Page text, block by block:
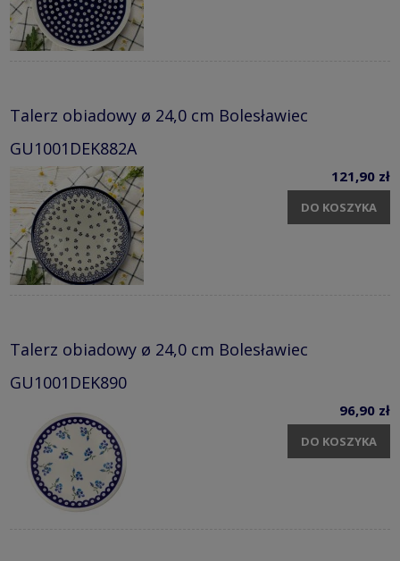
Talerz obiadowy ø 24,0 cm Bolesławiec
GU1001DEK882A
121,90 zł
DO KOSZYKA
Talerz obiadowy ø 24,0 cm Bolesławiec
GU1001DEK890
96,90 zł
DO KOSZYKA